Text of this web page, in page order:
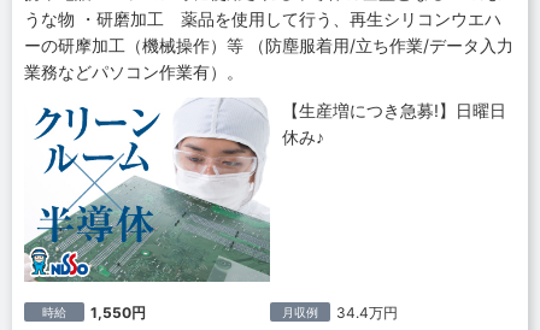
うな物 ・研磨加工 薬品を使用して行う、再生シリコンウエハ
ーの研摩加工（機械操作）等 （防塵服着用/立ち作業/データ入力
業務などパソコン作業有）。
【生産増につき急募!】日曜日
休み♪
時給 1,550円 月収例 34.4万円